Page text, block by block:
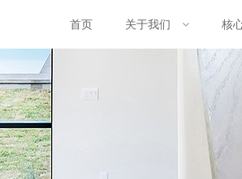
首页 关于我们 核